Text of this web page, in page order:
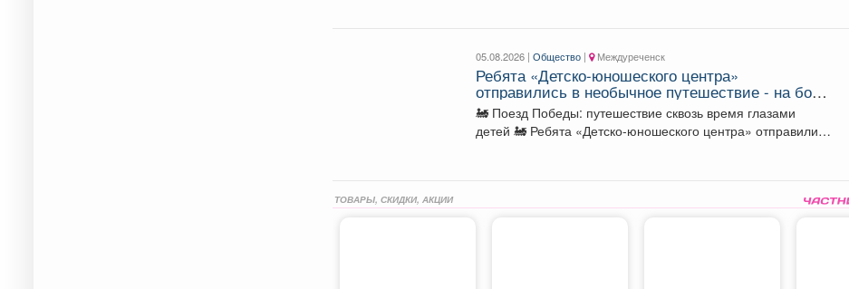
05.08.2026 |Общество | Междуреченск
Ребята «Детско-юношеского центра»
отправились в необычное путешествие - на борт
«Поезда Победы».
🚂 Поезд Победы: путешествие сквозь время глазами
детей 🚂 Ребята «Детско-юношеского центра» отправились
ТОВАРЫ, СКИДКИ, АКЦИИ